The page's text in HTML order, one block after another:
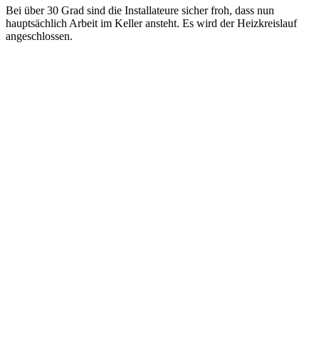
Bei über 30 Grad sind die Installateure sicher froh, dass nun
hauptsächlich Arbeit im Keller ansteht. Es wird der Heizkreislauf
angeschlossen.